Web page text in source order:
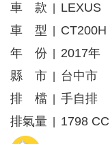
車 款
LEXUS
車 型
CT200H
年 份
2017年
縣 市
台中市
排 檔
手自排
排氣量
1798 CC